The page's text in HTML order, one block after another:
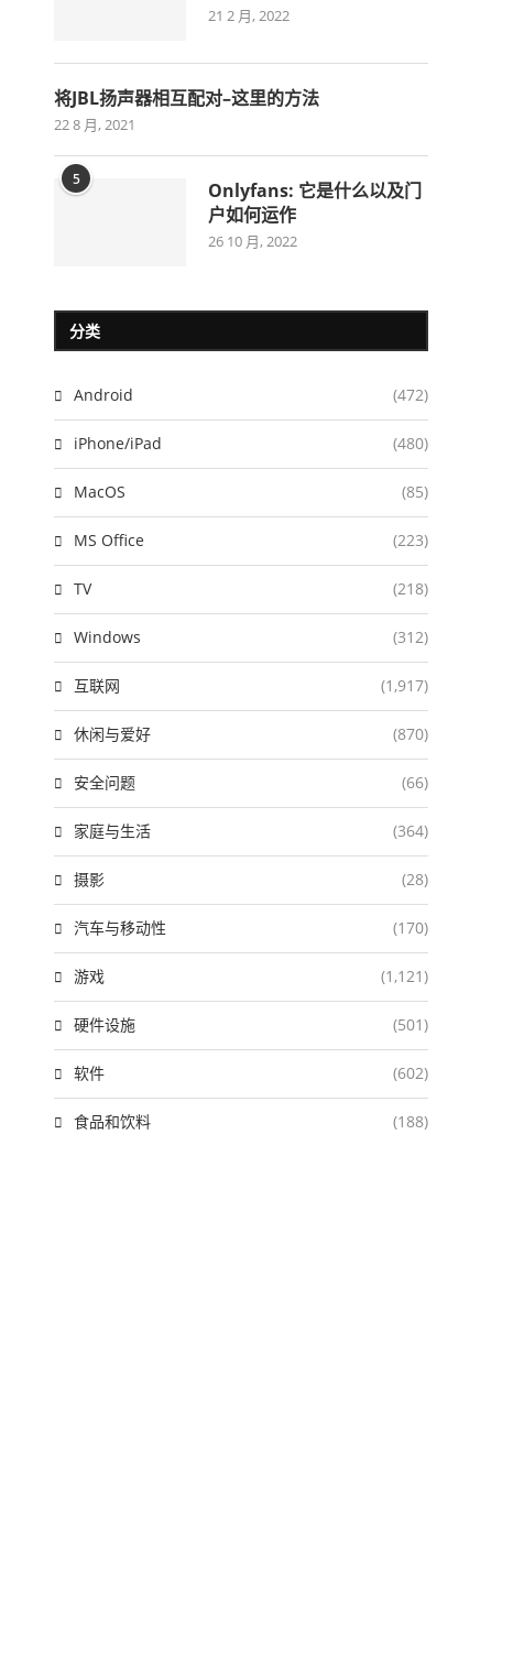
21 2 月, 2022
将JBL扬声器相互配对–这里的方法
22 8 月, 2021
5
Onlyfans: 它是什么以及门
户如何运作
26 10 月, 2022
分类
Android (472)
iPhone/iPad (480)
MacOS (85)
MS Office (223)
TV (218)
Windows (312)
互联网 (1,917)
休闲与爱好 (870)
安全问题 (66)
家庭与生活 (364)
摄影 (28)
汽车与移动性 (170)
游戏 (1,121)
硬件设施 (501)
软件 (602)
食品和饮料 (188)